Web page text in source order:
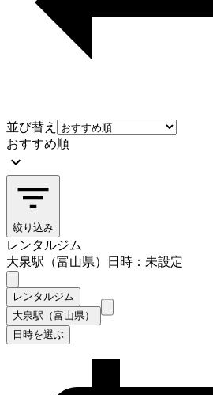
並び替え
おすすめ順
絞り込み
レンタルジム
大泉駅（富山県）
日時：未設定
レンタルジム
大泉駅（富山県）
日時を選ぶ